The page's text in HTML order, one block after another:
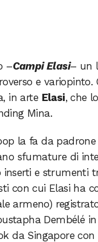
–Campi Elasi– un
e variopinto.
in arte Elasi, che
Mina.
la fa da
sfumature di
e strumenti
con cui Elasi ha
armeno)
Dembélé
da Singapore con